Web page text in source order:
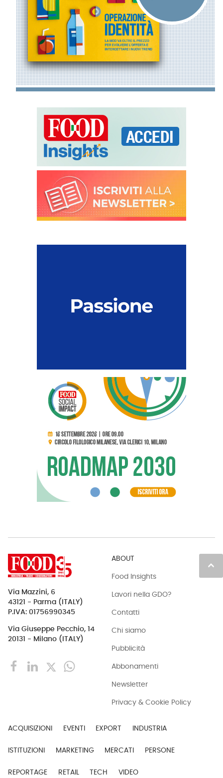
keyboard_arrow_up
Via Mazzini, 6
43121 - Parma (ITALY)
P.IVA: 01756990345
Via Giuseppe Pecchio, 14
20131 - Milano (ITALY)
ABOUT
Food Insights
Lavori nella GDO?
Contatti
Chi siamo
Pubblicità
Abbonamenti
Newsletter
Privacy & Cookie Policy
ACQUISIZIONI EVENTI EXPORT INDUSTRIA
ISTITUZIONI MARKETING MERCATI PERSONE
REPORTAGE RETAIL TECH VIDEO